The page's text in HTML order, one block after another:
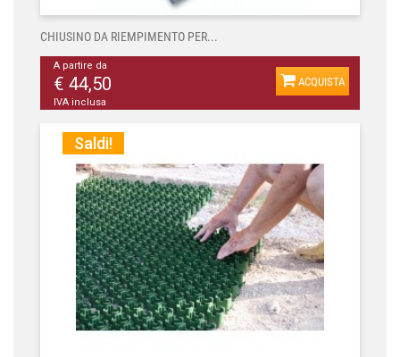
CHIUSINO DA RIEMPIMENTO PER...
A partire da
€ 44,50
IVA inclusa
ACQUISTA
Saldi!